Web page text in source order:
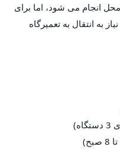
انجام می شود، اما برای
به انتقال به تعمیرگاه